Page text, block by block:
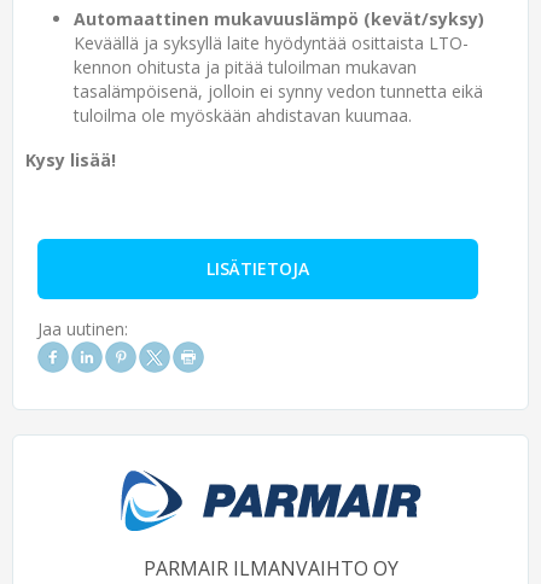
Automaattinen mukavuuslämpö (kevät/syksy)
Keväällä ja syksyllä laite hyödyntää osittaista LTO-
kennon ohitusta ja pitää tuloilman mukavan
tasalämpöisenä, jolloin ei synny vedon tunnetta eikä
tuloilma ole myöskään ahdistavan kuumaa.
Kysy lisää!
LISÄTIETOJA
Jaa uutinen:
PARMAIR ILMANVAIHTO OY